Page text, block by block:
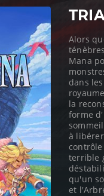
Alors
Mana
dans
la
forme
à
terrible
qu'un
et